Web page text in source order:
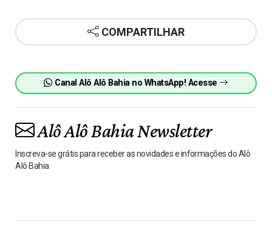
COMPARTILHAR
Canal Alô Alô Bahia no WhatsApp! Acesse
Alô Alô Bahia Newsletter
Inscreva-se grátis para receber as novidades e informações do Alô
Alô Bahia